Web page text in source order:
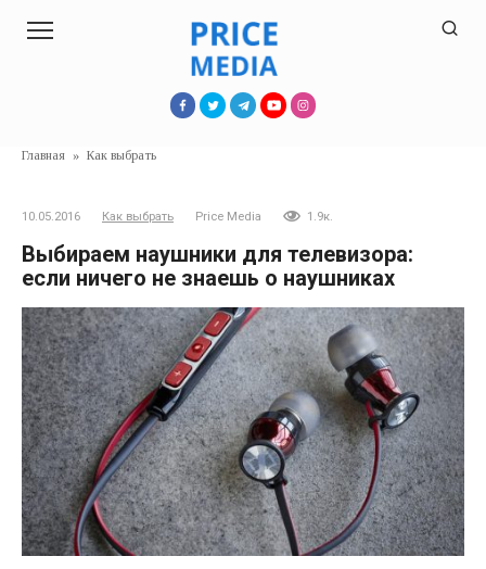
Главная » Как выбрать
10.05.2016 Как выбрать Price Media 1.9к.
Выбираем наушники для телевизора:
если ничего не знаешь о наушниках